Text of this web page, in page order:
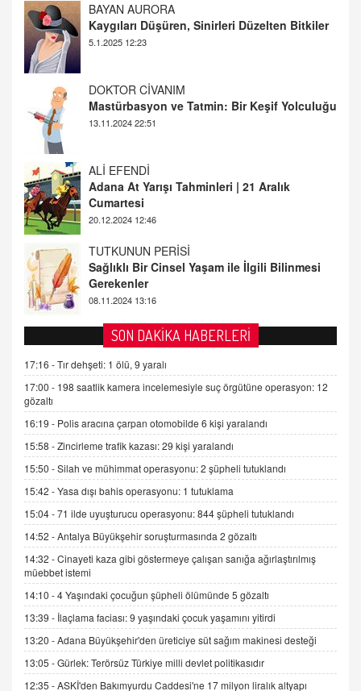
DOKTOR CİVANIM
Mastürbasyon ve Tatmin: Bir Keşif Yolculuğu
13.11.2024 22:51
ALİ EFENDİ
Adana At Yarışı Tahminleri | 21 Aralık
Cumartesi
TUTKUNUN PERİSİ
Sağlıklı Bir Cinsel Yaşam ile İlgili Bilinmesi
Gerekenler
08.11.2024 13:16
FARUK ÖNALAN
Tezkere Onaylanmasaydı…
2 Kasım 2021 Salı 00:11
AV. DOĞAN CAN DOĞAN
Kişisel verilerin korunması ve dijital hukukun
gelişimi
15.09.2025 16:17
SEHER EREK
Kış Ayları Geldi, Hangi Önlemler Alınmalı?
9.12.2025 10:11
İNCİ GÜL AKÖL
Trump Keşke Adana'yı da Ziyaret Etse...
06.07.2026 13:00
ADEM AKÖL
Esed Destekçilerinin Yüzüne Vurulan Şamar:
Sednaya
11.12.2024 12:30
DR. EKREM ASLAN
Gerçek Ne, Algı Ne? "Beraber Yürüyoruz"
Cümlesinin Peşinden
SON DAKİKA HABERLERİ
17:16 -Tır dehşeti: 1 ölü, 9 yaralı
17:00 - 198 saatlik kamera incelemesiyle suç örgütüne operasyon: 12
gözaltı
16:19 - Polis aracına çarpan otomobilde 6 kişi yaralandı
15:58 -Zincirleme trafik kazası: 29 kişi yaralandı
15:50 -Silah ve mühimmat operasyonu: 2 şüpheli tutuklandı
15:42 -Yasa dışı bahis operasyonu: 1 tutuklama
15:04 -71 ilde uyuşturucu operasyonu: 844 şüpheli tutuklandı
14:52 -Antalya Büyükşehir soruşturmasında 2 gözaltı
14:32 -Cinayeti kaza gibi göstermeye çalışan sanığa ağırlaştırılmış
müebbet istemi
14:10 -4 Yaşındaki çocuğun şüpheli ölümünde 5 gözaltı
13:39 - İlaçlama faciası: 9 yaşındaki çocuk yaşamını yitirdi
13:20 -Adana Büyükşehir'den üreticiye süt sağım makinesi desteği
13:05 -Gürlek: Terörsüz Türkiye milli devlet politikasıdır
12:35 -ASKİ'den Bakımyurdu Caddesi'ne 17 milyon liralık altyapı